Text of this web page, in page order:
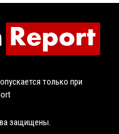
только при
защищены.